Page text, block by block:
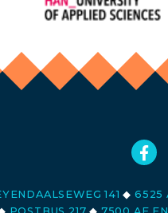
141◆ 6525